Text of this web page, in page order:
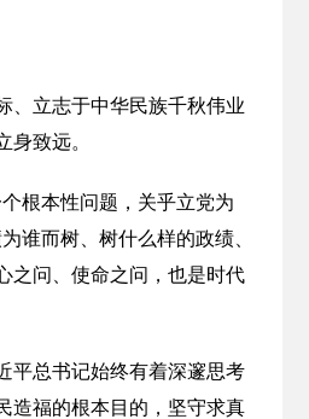
、立志于中华民族千秋伟业
身致远。
根本性问题，关乎立党为
谁而树、树什么样的政绩、
之问、使命之问，也是时代
平总书记始终有着深邃思考
造福的根本目的，坚守求真